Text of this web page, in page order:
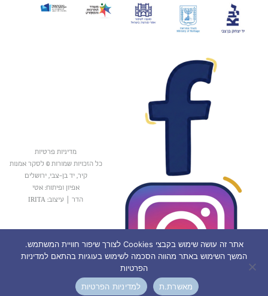
מדיניות פרטיות
כל הזכויות שמורות © לסקר אמנות
קיר, יד בן-צבי, ירושלים
אפיון ופיתוח: אטי
הדר
עיצוב: IRITA
אתר זה עושה שימוש בקבצי Cookies לצורך שיפור חוויית המשתמש.
המשך השימוש באתר מהווה הסכמה לשימוש בעוגיות בהתאם למדיניות
הפרטיות
מאשרת.ת
למדיניות הפרטיות